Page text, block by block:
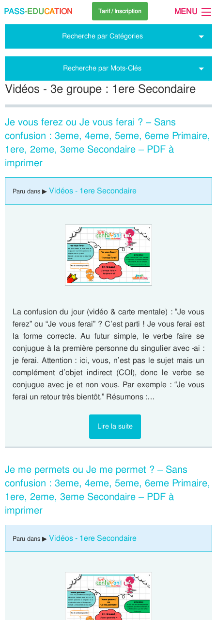
PASS-EDUCATION Tarif / Inscription MENU
Recherche par Catégories
Recherche par Mots-Clés
Vidéos - 3e groupe : 1ere Secondaire
Je vous ferez ou Je vous ferai ? – Sans
confusion : 3eme, 4eme, 5eme, 6eme Primaire,
1ere, 2eme, 3eme Secondaire – PDF à
imprimer
Paru dans ▶ Vidéos - 1ere Secondaire
La confusion du jour (vidéo & carte mentale) : “Je vous
ferez” ou “Je vous ferai” ? C’est parti ! Je vous ferai est
la forme correcte. Au futur simple, le verbe faire se
conjugue à la première personne du singulier avec -ai :
je ferai. Attention : ici, vous, n’est pas le sujet mais un
complément d’objet indirect (COI), donc le verbe se
conjugue avec je et non vous. Par exemple : “Je vous
ferai un retour très bientôt.” Résumons :…
Lire la suite
Je me permets ou Je me permet ? – Sans
confusion : 3eme, 4eme, 5eme, 6eme Primaire,
1ere, 2eme, 3eme Secondaire – PDF à
imprimer
Paru dans ▶ Vidéos - 1ere Secondaire